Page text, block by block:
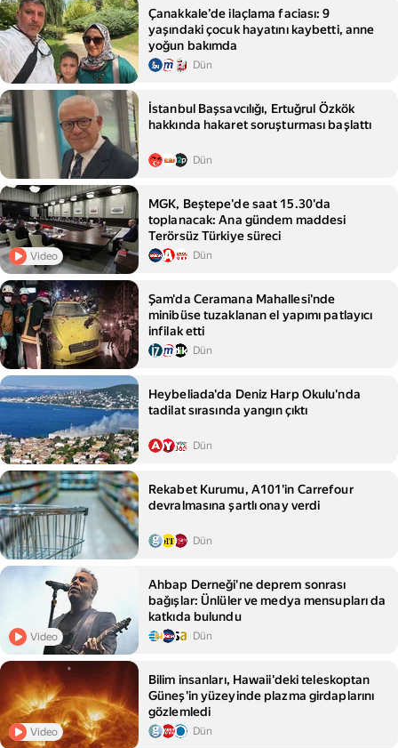
Çanakkale’de ilaçlama faciası: 9
yaşındaki çocuk hayatını kaybetti, anne
yoğun bakımda
Dün
İstanbul Başsavcılığı, Ertuğrul Özkök
hakkında hakaret soruşturması başlattı
Dün
Video
MGK, Beştepe'de saat 15.30'da
toplanacak: Ana gündem maddesi
Terörsüz Türkiye süreci
Dün
Şam'da Ceramana Mahallesi'nde
minibüse tuzaklanan el yapımı patlayıcı
infilak etti
Dün
Heybeliada'da Deniz Harp Okulu'nda
tadilat sırasında yangın çıktı
Dün
Rekabet Kurumu, A101'in Carrefour
devralmasına şartlı onay verdi
Dün
Video
Ahbap Derneği'ne deprem sonrası
bağışlar: Ünlüler ve medya mensupları da
katkıda bulundu
Dün
Video
Bilim insanları, Hawaii'deki teleskoptan
Güneş'in yüzeyinde plazma girdaplarını
gözlemledi
Dün